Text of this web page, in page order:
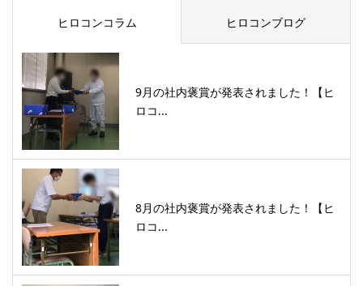
ヒロコンコラム ヒロコンブログ
9月の社内褒賞が発表されました！【ヒ
ロコ...
8月の社内褒賞が発表されました！【ヒ
ロコ...